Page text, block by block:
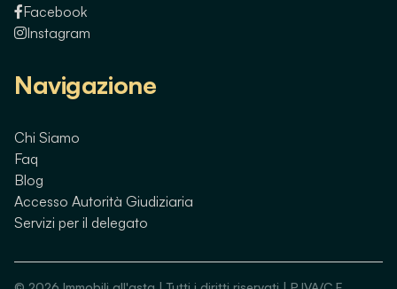
Facebook
Instagram
Navigazione
Chi Siamo
Faq
Blog
Accesso Autorità Giudiziaria
Servizi per il delegato